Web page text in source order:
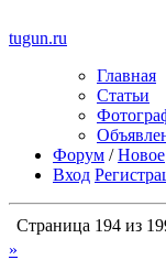
tugun.ru
Главная
Статьи
Форум /Новое
Вход
Страница 194 из
»